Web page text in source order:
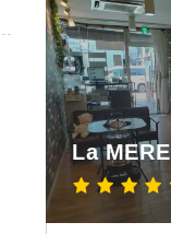
La MERE